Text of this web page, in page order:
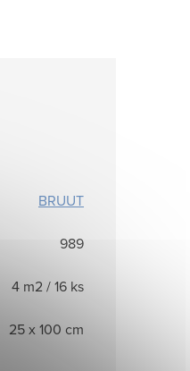
BRUUT
989
4 m2 / 16 ks
25 x 100 cm